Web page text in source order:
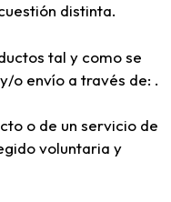
distinta.
tal y como se
o envío a través de: .
o de un servicio de
voluntaria y